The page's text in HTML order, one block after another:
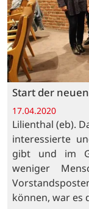
Start der
17.04.2020
Lilienthal (eb).
interessierte
gibt und im
weniger
können, war es